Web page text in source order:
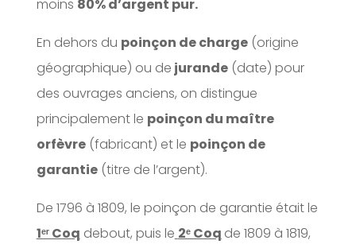
moins 80% d’argent pur.
En dehors du poinçon de charge(origine
géographique) ou de jurande(date) pour
des ouvrages anciens, on distingue
principalement le poinçon du maître
orfèvre(fabricant) et le poinçon de
garantie(titre de l’argent).
De 1796 à 1809, le poinçon de garantie était le
1ᵉʳ Coq debout, puis le 2ᵉ Coq de 1809 à 1819,